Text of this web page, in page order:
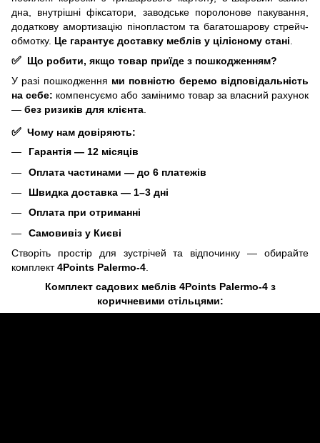
дна, внутрішні фіксатори, заводське поролонове пакування,
додаткову амортизацію пінопластом та багатошарову стрейч-
обмотку. Це гарантує доставку меблів у цілісному стані.
✅ Що робити, якщо товар приїде з пошкодженням?
У разі пошкодження ми повністю беремо відповідальність
на себе: компенсуємо або замінимо товар за власний рахунок
— без ризиків для клієнта.
✅ Чому нам довіряють:
Гарантія — 12 місяців
Оплата частинами — до 6 платежів
Швидка доставка — 1–3 дні
Оплата при отриманні
Самовивіз у Києві
Створіть простір для зустрічей та відпочинку — обирайте
комплект4Points Palermo-4
Комплект садових меблів 4Points Palermo-4 з
коричневими стільцями: